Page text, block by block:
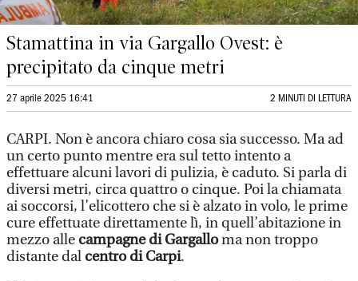
Stamattina in via Gargallo Ovest: è
precipitato da cinque metri
27 aprile 2025 16:41 2 MINUTI DI LETTURA
CARPI. Non è ancora chiaro cosa sia successo. Ma ad
un certo punto mentre era sul tetto intento a
effettuare alcuni lavori di pulizia, è caduto. Si parla di
diversi metri, circa quattro o cinque. Poi la chiamata
ai soccorsi, l’elicottero che si è alzato in volo, le prime
cure effettuate direttamente lì, in quell’abitazione in
mezzo alle campagne di Gargalloma non troppo
distante dal centro di Carpi.